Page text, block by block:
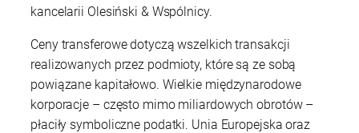
kancelarii Olesiński & Wspólnicy.
Ceny transferowe dotyczą wszelkich transakcji
realizowanych przez podmioty, które są ze sobą
powiązane kapitałowo. Wielkie międzynarodowe
korporacje – często mimo miliardowych obrotów –
płaciły symboliczne podatki. Unia Europejska oraz